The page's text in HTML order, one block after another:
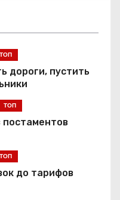
ТОП
дороги, пустить
ТОП
постаментов
ТОП
до тарифов